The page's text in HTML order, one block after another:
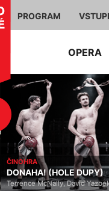
PROGRAM
OPERA
ČINOHRA
DONAHA! (HOLE DUPY)
Terrence McNally, David